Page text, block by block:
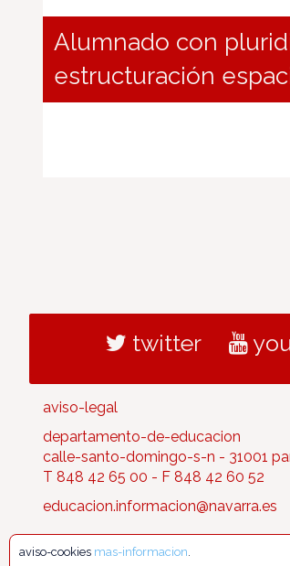
Alumnado con
estructuración
twitter
aviso-legal
departamento-de-educacion
calle-santo-domingo-s-n - 31001
T 848 42 65 00 - F 848 42 60 52
educacion.informacion@navarra.es
aviso-cookies mas-informacion.